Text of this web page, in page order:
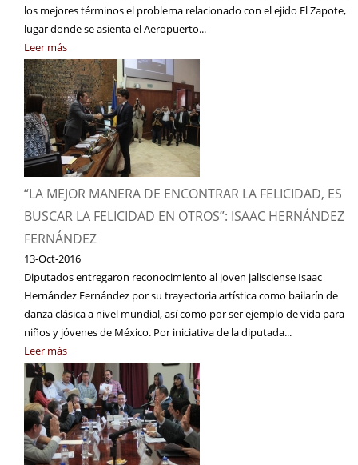
los mejores términos el problema relacionado con el ejido El Zapote,
lugar donde se asienta el Aeropuerto...
Leer más
“LA MEJOR MANERA DE ENCONTRAR LA FELICIDAD, ES
BUSCAR LA FELICIDAD EN OTROS”: ISAAC HERNÁNDEZ
FERNÁNDEZ
13-Oct-2016
Diputados entregaron reconocimiento al joven jalisciense Isaac
Hernández Fernández por su trayectoria artística como bailarín de
danza clásica a nivel mundial, así como por ser ejemplo de vida para
niños y jóvenes de México. Por iniciativa de la diputada...
Leer más